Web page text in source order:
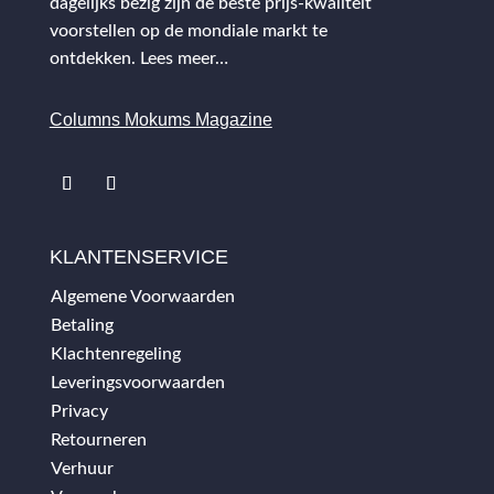
voorstellen op de mondiale markt te
ontdekken. Lees meer…
Columns Mokums Magazine
KLANTENSERVICE
Algemene Voorwaarden
Betaling
Klachtenregeling
Leveringsvoorwaarden
Privacy
Retourneren
Verhuur